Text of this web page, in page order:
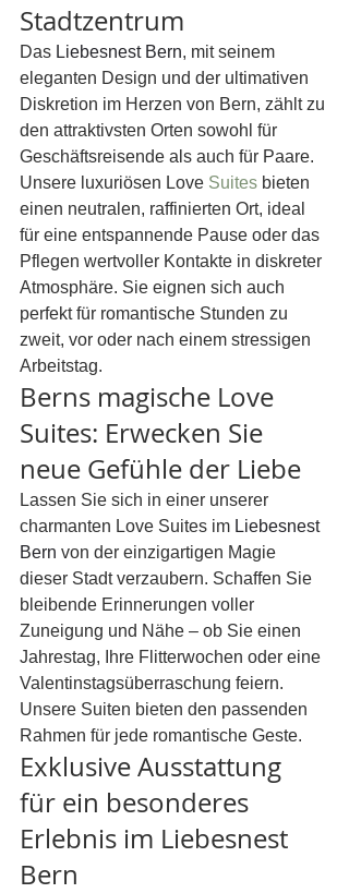
Stadtzentrum
Das Liebesnest Bern, mit seinem
eleganten Design und der ultimativen
Diskretion im Herzen von Bern, zählt zu
den attraktivsten Orten sowohl für
Geschäftsreisende als auch für Paare.
Unsere luxuriösen Love Suites bieten
einen neutralen, raffinierten Ort, ideal
für eine entspannende Pause oder das
Pflegen wertvoller Kontakte in diskreter
Atmosphäre. Sie eignen sich auch
perfekt für romantische Stunden zu
zweit, vor oder nach einem stressigen
Arbeitstag.
Berns magische Love
Suites: Erwecken Sie
neue Gefühle der Liebe
Lassen Sie sich in einer unserer
charmanten Love Suites im Liebesnest
Bern von der einzigartigen Magie
dieser Stadt verzaubern. Schaffen Sie
bleibende Erinnerungen voller
Zuneigung und Nähe – ob Sie einen
Jahrestag, Ihre Flitterwochen oder eine
Valentinstagsüberraschung feiern.
Unsere Suiten bieten den passenden
Rahmen für jede romantische Geste.
Exklusive Ausstattung
für ein besonderes
Erlebnis im Liebesnest
Bern